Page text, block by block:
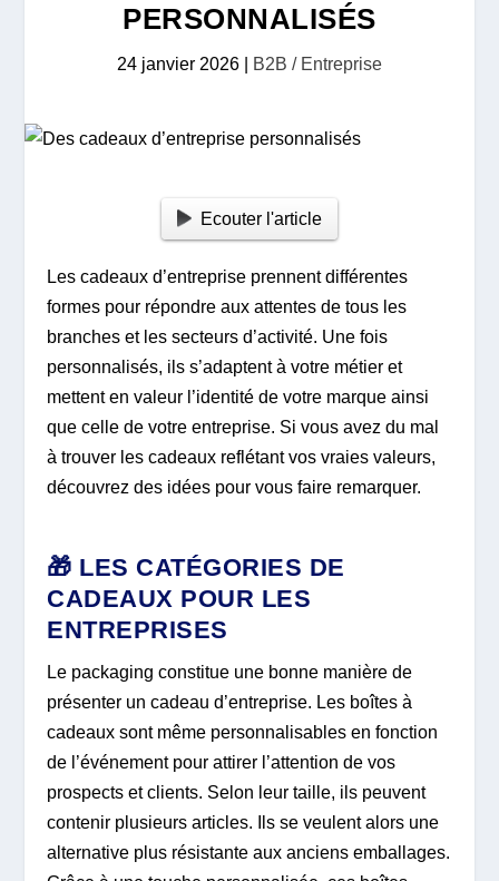
PERSONNALISÉS
24 janvier 2026 B2B / Entreprise
Ecouter l'article
Les cadeaux d’entreprise prennent différentes
formes pour répondre aux attentes de tous les
branches et les secteurs d’activité. Une fois
personnalisés, ils s’adaptent à votre métier et
mettent en valeur l’identité de votre marque ainsi
que celle de votre entreprise. Si vous avez du mal
à trouver les cadeaux reflétant vos vraies valeurs,
découvrez des idées pour vous faire remarquer.
🎁 LES CATÉGORIES DE
CADEAUX POUR LES
ENTREPRISES
Le packaging constitue une bonne manière de
présenter un cadeau d’entreprise. Les boîtes à
cadeaux sont même personnalisables en fonction
de l’événement pour attirer l’attention de vos
prospects et clients. Selon leur taille, ils peuvent
contenir plusieurs articles. Ils se veulent alors une
alternative plus résistante aux anciens emballages.